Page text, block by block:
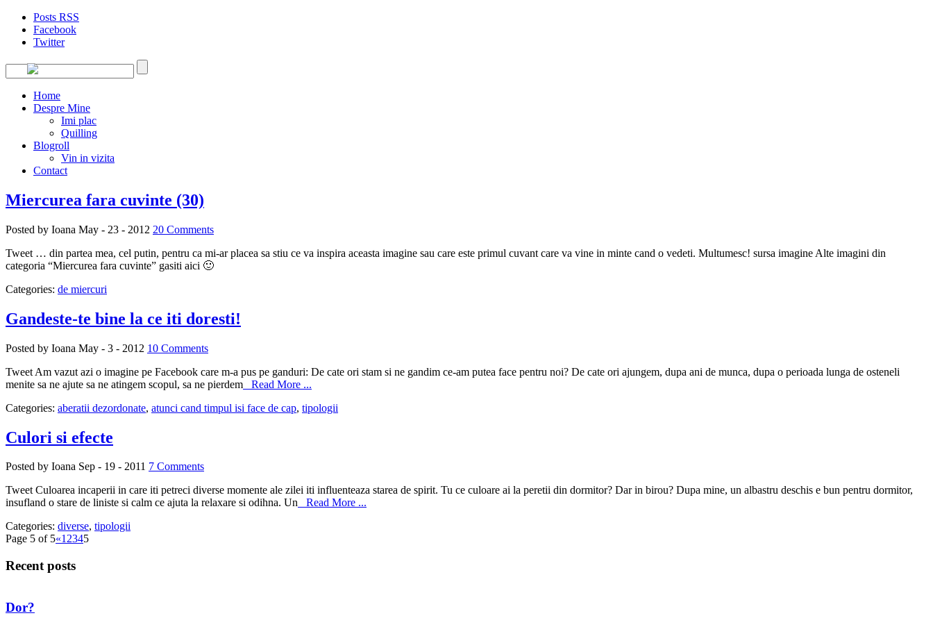
Posts RSS
Facebook
Twitter
Home
Despre Mine
Imi plac
Quilling
Blogroll
Vin in vizita
Contact
Miercurea fara cuvinte (30)
Posted by Ioana May - 23 - 2012 20 Comments
Tweet … din partea mea, cel putin, pentru ca mi-ar placea sa stiu ce va inspira aceasta imagine sau care este primul cuvant care va vine in minte cand o vedeti. Multumesc! sursa imagine Alte imagini din
categoria “Miercurea fara cuvinte” gasiti aici 🙂
Categories: de miercuri
Gandeste-te bine la ce iti doresti!
Posted by Ioana May - 3 - 2012 10 Comments
Tweet Am vazut azi o imagine pe Facebook care m-a pus pe ganduri: De cate ori stam si ne gandim ce-am putea face pentru noi? De cate ori ajungem, dupa ani de munca, dupa o perioada lunga de osteneli
menite sa ne ajute sa ne atingem scopul, sa ne pierdem Read More ...
Categories: aberatii dezordonate, atunci cand timpul isi face de cap, tipologii
Culori si efecte
Posted by Ioana Sep - 19 - 2011 7 Comments
Tweet Culoarea incaperii in care iti petreci diverse momente ale zilei iti influenteaza starea de spirit. Tu ce culoare ai la peretii din dormitor? Dar in birou? Dupa mine, un albastru deschis e bun pentru dormitor,
insufland o stare de liniste si calm ce ajuta la relaxare si odihna. Un Read More ...
Categories: diverse, tipologii
Page 5 of 5«12345
Recent posts
Dor?